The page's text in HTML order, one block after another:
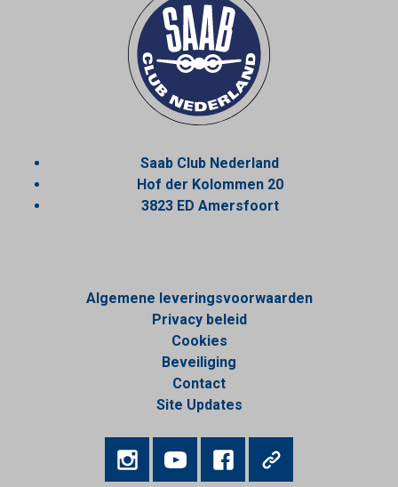
Saab Club Nederland
Hof der Kolommen 20
3823 ED Amersfoort
Algemene leveringsvoorwaarden
Privacy beleid
Cookies
Beveiliging
Contact
Site Updates